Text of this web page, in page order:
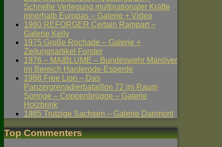
Schnelle Verlegung multinationaler Kräfte
innerhalb Europas – Galerie + Video
1980 REFORGER Certain Rampart –
Galerie Kelly
1975 Große Rochade – Galerie +
Zeitungsartikel Forster
1976 – MAIBLUME – Bundeswehr Manöver
im Bereich Harderode-Esperde
1988 Free Lion – Das
Panzergrenadierbataillon 72 im Raum
Springe – Coppenbrügge – Galerie
Holzbrink
1985 Trutzige Sachsen – Galerie Darimont
Top Commenters